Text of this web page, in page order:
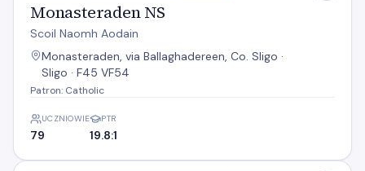
Monasteraden NS
Scoil Naomh Aodain
Monasteraden, via Ballaghadereen, Co. Sligo ·
Sligo · F45 VF54
Patron: Catholic
UCZNIOWIE
79
PTR
19.8:1